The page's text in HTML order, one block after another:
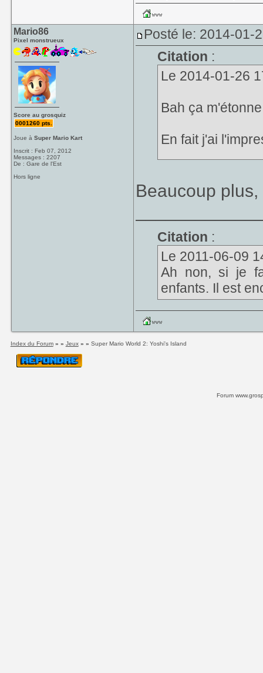
Mario86
Pixel monstrueux
Score au grosquiz
0001260 pts.
Joue àSuper Mario Kart
Inscrit : Feb 07, 2012
Messages : 2207
De : Gare de l'Est
Hors ligne
Posté le: 2014-01-
Citation :
Le 2014-01-26
Bah ça
En fait j'ai
par un grand
inertie et ce
priorité très
rapport aux
abstraite. Super
- La physique/
mal de jeux
est quasi
un
qu'on contrôle
physique/
Beaucoup
Citation :
Le 2011-06-09
Ah non, si je
enfants. Il est
Index du Forum» » Jeux» » Super Mario World 2: Yoshi's Island
Forum